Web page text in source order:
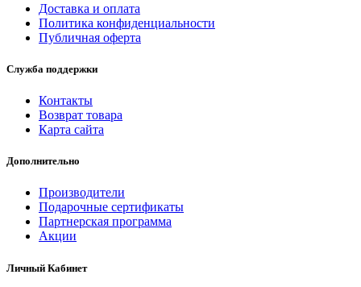
Доставка и оплата
Политика конфиденциальности
Публичная оферта
Служба поддержки
Контакты
Возврат товара
Карта сайта
Дополнительно
Производители
Подарочные сертификаты
Партнерская программа
Акции
Личный Кабинет